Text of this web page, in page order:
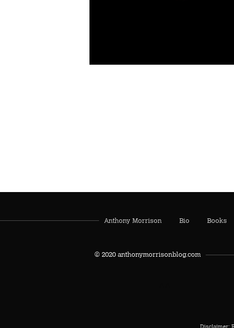
Anthony Morrison Bio Books
© 2020 anthonymorrisonblog.com
Disclaimer: